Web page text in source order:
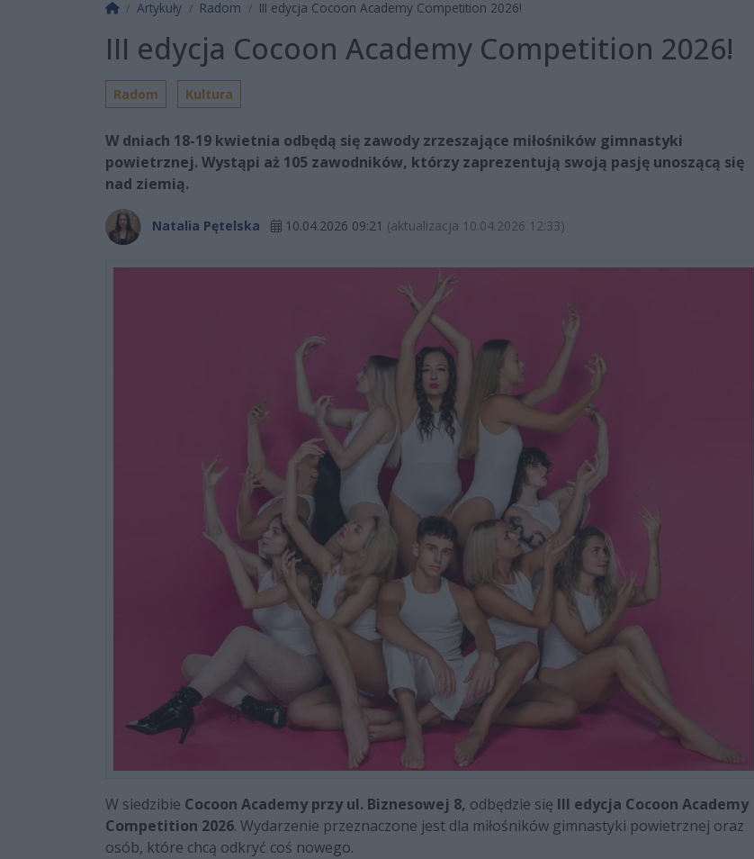
Strona główna
Artykuły Radom III edycja Cocoon Academy Competition 2026!
III edycja Cocoon Academy Competition 2026!
Radom Kultura
W dniach 18-19 kwietnia odbędą się zawody zrzeszające miłośników gimnastyki
powietrznej. Wystąpi aż 105 zawodników, którzy zaprezentują swoją pasję unoszącą się
nad ziemią.
Natalia Pętelska 10.04.2026 09:21 (aktualizacja 10.04.2026 12:33)
W siedzibie Cocoon Academy przy ul. Biznesowej 8, odbędzie się III edycja Cocoon Academy
Competition 2026. Wydarzenie przeznaczone jest dla miłośników gimnastyki powietrznej oraz
osób, które chcą odkryć coś nowego.